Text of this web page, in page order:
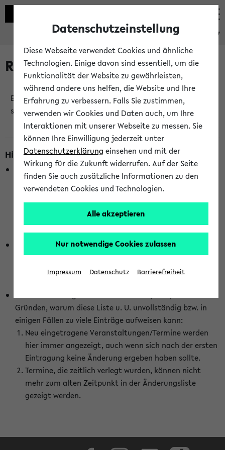
eKVV
Raumänderungen
Es wurden keine Raumänderungen an jetzt
stattfindenden Veranstaltungen gefunden!
Hinweise zur Liste der Raumänderungen
In dieser Liste werden nur Veranstaltungstermine
berücksichtigt, die gerade oder innerhalb der nächsten 2
Stunden stattfinden. Berücksichtigt werden nur Termine,
wurden. Die Anzeige ist semesterübergreifend und nicht
abhängig vom im eKVV gewählten Semester.
Die hier gezeigte Liste von Raumänderungen kann nur
vollständig sein, wenn den Fakultäten von den Lehrenden
die Änderungen zeitnah mitgeteilt und diese Änderungen
Gründen, warum diese Liste u. U. unvollständig bzw. in
einigen Fällen zu viele Einträge aufweisen kann:
Neu eingetragene Veranstaltungen/Termine werden
hier immer angezeigt, auch wenn sich nach der ersten
Eintragung keine Änderung ergeben haben sollte.
Termine, die zeitlich verlegt wurden, können nicht
mehr zum alten Zeitpunkt in der Änderungsliste
gezeigt werden.
Datenschutzeinstellung
Diese Webseite verwendet Cookies und ähnliche
Technologien. Einige davon sind essentiell, um die
Funktionalität der Website zu gewährleisten,
während andere uns helfen, die Website und Ihre
Erfahrung zu verbessern. Falls Sie zustimmen,
verwenden wir Cookies und Daten auch, um Ihre
Interaktionen mit unserer Webseite zu messen. Sie
können Ihre Einwilligung jederzeit unter
Datenschutzerklärung einsehen und mit der
Wirkung für die Zukunft widerrufen. Auf der Seite
finden Sie auch zusätzliche Informationen zu den
verwendeten Cookies und Technologien.
Alle akzeptieren
Nur notwendige Cookies zulassen
Impressum Datenschutz Barrierefreiheit